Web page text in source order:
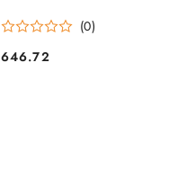
(0)
Cena:
646.72